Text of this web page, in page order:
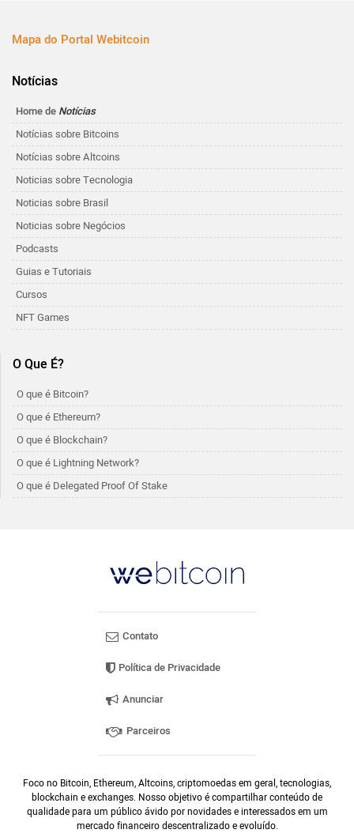
Mapa do Portal Webitcoin
Notícias
Home de Notícias
Notícias sobre Bitcoins
Notícias sobre Altcoins
Noticias sobre Tecnologia
Noticias sobre Brasil
Noticias sobre Negócios
Podcasts
Guias e Tutoriais
Cursos
NFT Games
O Que É?
O que é Bitcoin?
O que é Ethereum?
O que é Blockchain?
O que é Lightning Network?
O que é Delegated Proof Of Stake
Contato
Política de Privacidade
Anunciar
Parceiros
Foco no Bitcoin, Ethereum, Altcoins, criptomoedas em geral, tecnologias,
blockchain e exchanges. Nosso objetivo é compartilhar conteúdo de
qualidade para um público ávido por novidades e interessados em um
mercado financeiro descentralizado e evoluído.